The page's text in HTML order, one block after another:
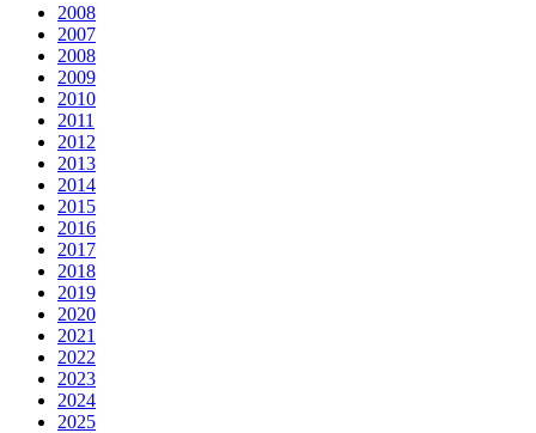
2008
2007
2008
2009
2010
2011
2012
2013
2014
2015
2016
2017
2018
2019
2020
2021
2022
2023
2024
2025